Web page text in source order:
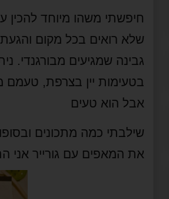
חיפשתי משהו מיוחד
שלא רואים בכל מקום והגעתי
גבינה שמגיעים מבורגנדי.
בטעימות יין בצרפת, טעמם
אבל הוא טעים
שילבתי כמה מתכונים
את המאפים עם גורייר אני